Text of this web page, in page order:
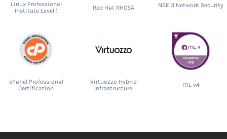
Linux Professional
Institute Level 1
Red Hat RHCSA NSE 3 Network Security
cPanel Professional
Certification
Virtuozzo Hybrid
Infrastructure
ITIL v4